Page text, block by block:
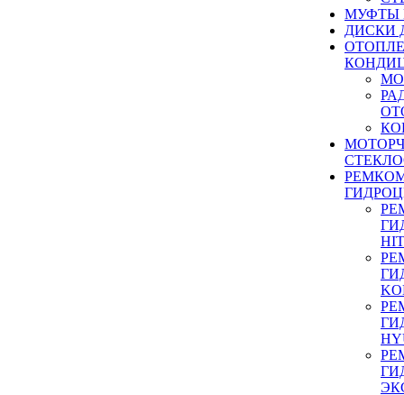
МУФТЫ
ДИСКИ